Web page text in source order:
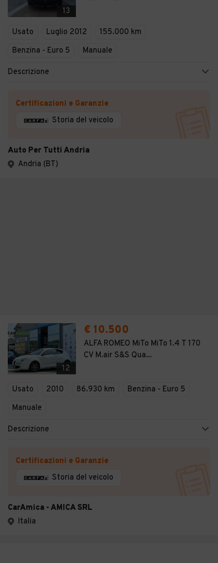
13
Usato Luglio 2012
155.000 km
Benzina - Euro 5
Manuale
Descrizione
Certificazioni e Garanzie
Storia del veicolo
Auto Per Tutti Andria
Andria (BT)
12
€ 10.500
ALFA ROMEO MiTo MiTo 1.4 T 170
CV M.air S&S Qua...
Usato 2010 86.930 km
Benzina - Euro 5
Manuale
Descrizione
Certificazioni e Garanzie
Storia del veicolo
CarAmica - AMICA SRL
Italia